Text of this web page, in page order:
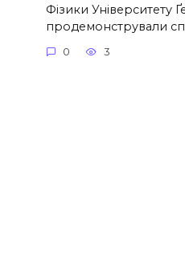
Фізики Університету
продемонстрували
0 3